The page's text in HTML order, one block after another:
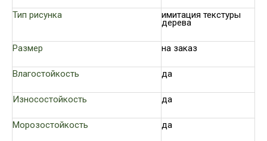
Тип рисунка имитация текстуры
дерева
Размер на заказ
Влагостойкость да
Износостойкость да
Морозостойкость да